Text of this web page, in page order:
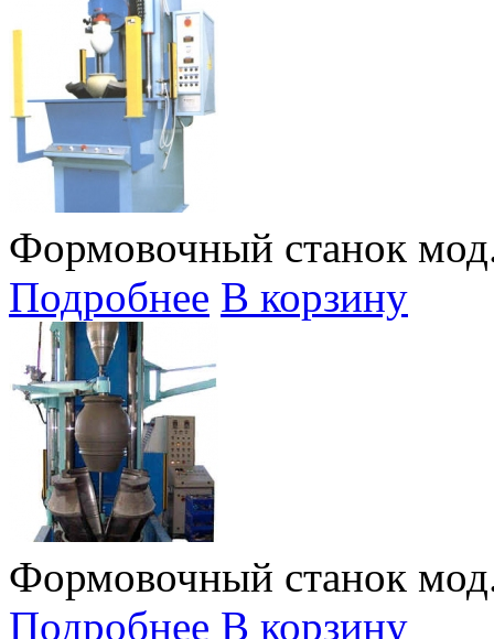
Формовочный станок
Подробнее В корзину
Формовочный станок
Подробнее В корзину